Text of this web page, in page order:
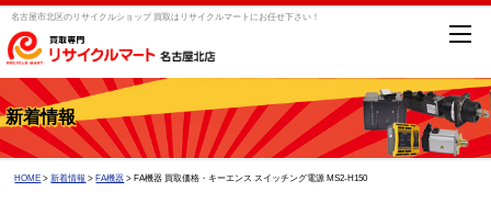
名古屋市北区のリサイクルショップ 買取はリサイクルマートにお任せ下さい！
新着情報
HOME > 新着情報 > FA機器 > FA機器 買取価格・キーエンス スイッチング電源 MS2-H150